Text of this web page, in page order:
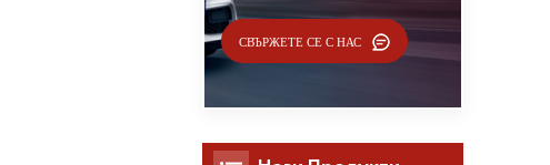
СВЪРЖЕТЕ СЕ С НАС